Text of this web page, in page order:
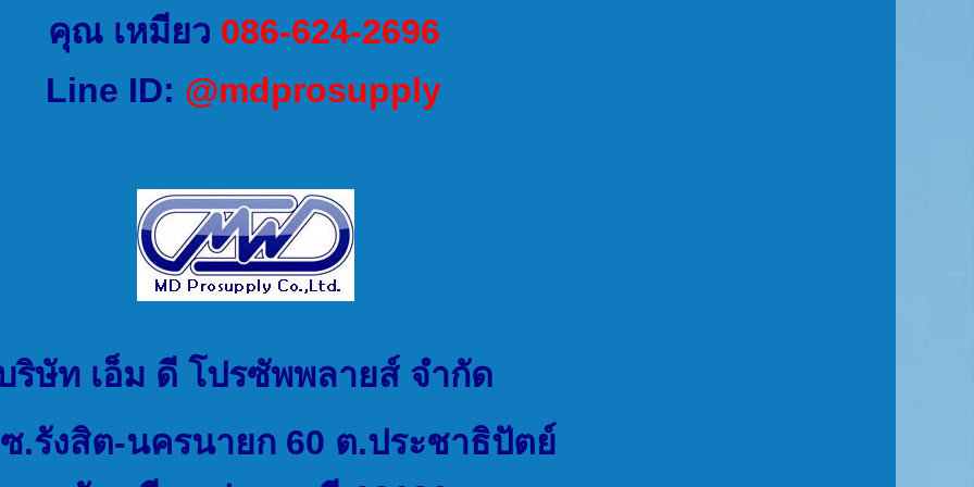
คุณ เหมียว 086-624-2696
Line ID: @mdprosupply
ริษัท เอ็ม ดี โปรซัพพลายส์ จำกัด
.รังสิต-นครนายก 60 ต.ประชาธิปัตย์